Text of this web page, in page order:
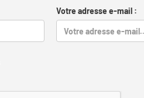
Votre adresse e-mail :